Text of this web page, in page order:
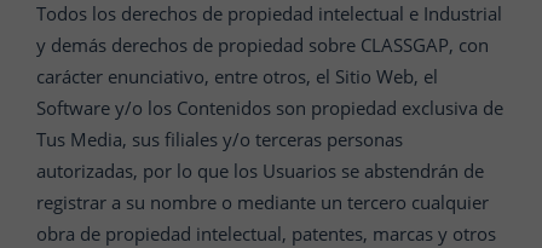
Todos los derechos de propiedad intelectual e Industrial
y demás derechos de propiedad sobre CLASSGAP, con
carácter enunciativo, entre otros, el Sitio Web, el
Software y/o los Contenidos son propiedad exclusiva de
Tus Media, sus filiales y/o terceras personas
autorizadas, por lo que los Usuarios se abstendrán de
registrar a su nombre o mediante un tercero cualquier
obra de propiedad intelectual, patentes, marcas y otros